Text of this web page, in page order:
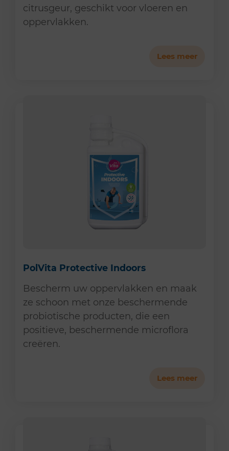
citrusgeur, geschikt voor vloeren en
oppervlakken.
Lees meer
PolVita Protective Indoors
Bescherm uw oppervlakken en maak
ze schoon met onze beschermende
probiotische producten, die een
positieve, beschermende microflora
creëren.
Lees meer